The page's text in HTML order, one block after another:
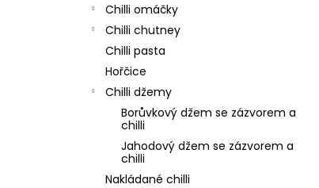
Chilli omáčky
Chilli chutney
Chilli pasta
Hořčice
Chilli džemy
Borůvkový džem se zázvorem a
chilli
Jahodový džem se zázvorem a
chilli
Nakládané chilli